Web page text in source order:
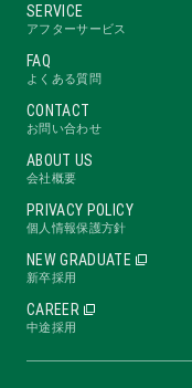
SERVICE
アフターサービス
FAQ
よくある質問
CONTACT
お問い合わせ
ABOUT US
会社概要
PRIVACY POLICY
個人情報保護方針
NEW GRADUATE
新卒採用
CAREER
中途採用